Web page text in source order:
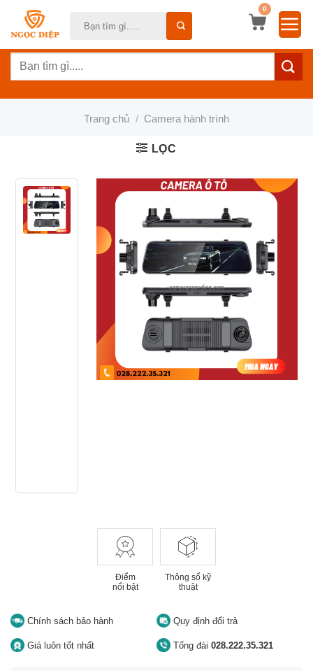
dung
0
Tìm
Trang chủ / Camera hành trình
LỌC
Điểm
nổi bật
Thông số kỹ
thuật
Chính sách bảo hành Quy định đổi trả
Giá luôn tốt nhất Tổng đài 028.222.35.321